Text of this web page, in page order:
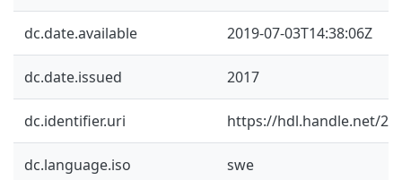
dc.date.available 2019-07-03T14:38:06Z
dc.date.issued 2017
dc.identifier.uri https://hdl.handle.net/
dc.language.iso swe